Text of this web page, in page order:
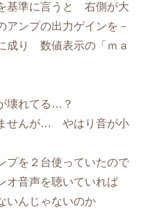
準に言うと 右側が大
ンプの出力ゲインを－
成り 数値表示の「ｍａ
壊れてる…？
せんが… やはり音が小
プを２台使っていたので
オ音声を聴いていれば
いんじゃないのか